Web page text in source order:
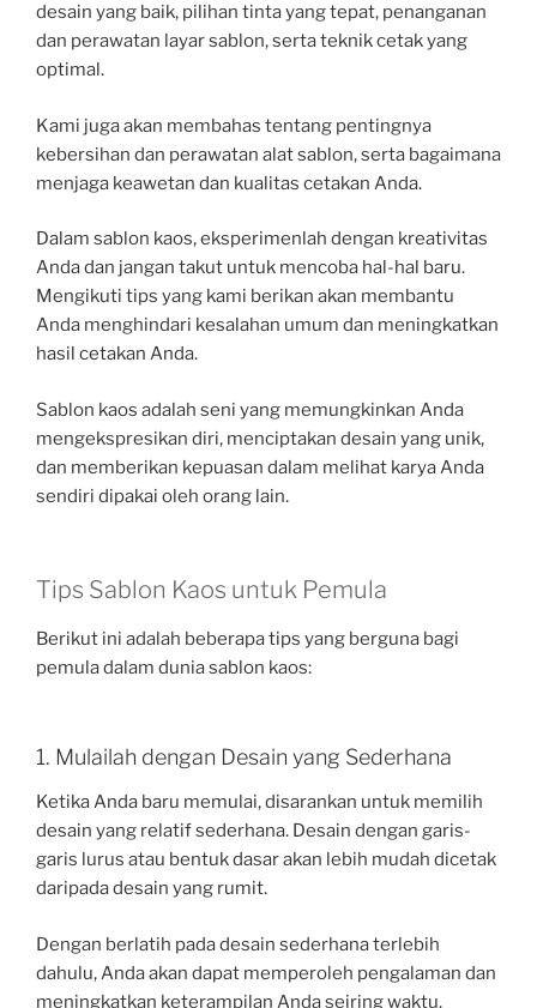
desain yang baik, pilihan tinta yang tepat, penanganan
dan perawatan layar sablon, serta teknik cetak yang
optimal.
Kami juga akan membahas tentang pentingnya
kebersihan dan perawatan alat sablon, serta bagaimana
menjaga keawetan dan kualitas cetakan Anda.
Dalam sablon kaos, eksperimenlah dengan kreativitas
Anda dan jangan takut untuk mencoba hal-hal baru.
Mengikuti tips yang kami berikan akan membantu
Anda menghindari kesalahan umum dan meningkatkan
hasil cetakan Anda.
Sablon kaos adalah seni yang memungkinkan Anda
mengekspresikan diri, menciptakan desain yang unik,
dan memberikan kepuasan dalam melihat karya Anda
sendiri dipakai oleh orang lain.
Tips Sablon Kaos untuk Pemula
Berikut ini adalah beberapa tips yang berguna bagi
pemula dalam dunia sablon kaos:
1. Mulailah dengan Desain yang Sederhana
Ketika Anda baru memulai, disarankan untuk memilih
desain yang relatif sederhana. Desain dengan garis-
garis lurus atau bentuk dasar akan lebih mudah dicetak
daripada desain yang rumit.
Dengan berlatih pada desain sederhana terlebih
dahulu, Anda akan dapat memperoleh pengalaman dan
meningkatkan keterampilan Anda seiring waktu.